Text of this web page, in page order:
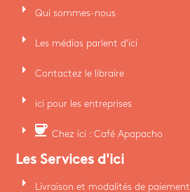
arrow_right Qui sommes-nous
arrow_right Les médias parlent d'ici
arrow_right Contactez le libraire
arrow_right ici pour les entreprises
arrow_right coffee Chez ici : Café Apapacho
Les Services d'ici
arrow_right Livraison et modalités de paiement